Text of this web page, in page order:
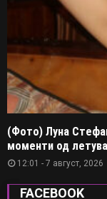
(Фото) Луна
моменти од
12:01 - 7 август, 2026
FACEBOOK